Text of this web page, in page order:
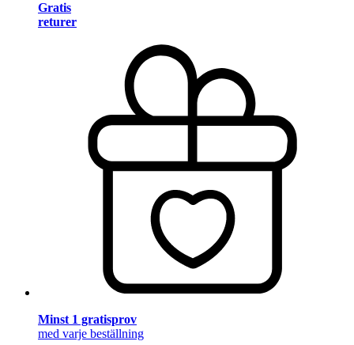
Gratis
returer
Minst 1 gratisprov
med varje beställning